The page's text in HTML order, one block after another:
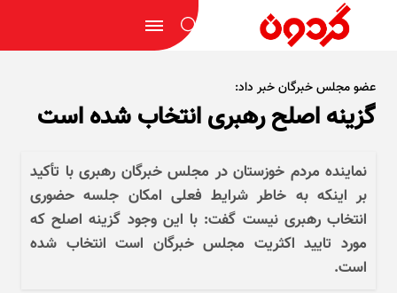
عضو مجلس خبرگان خبر داد:
گزینه اصلح رهبری انتخاب شده است
نماینده مردم خوزستان در مجلس خبرگان رهبری با تأکید
بر اینکه به خاطر شرایط فعلی امکان جلسه حضوری
انتخاب رهبری نیست گفت: با این وجود گزینه اصلح که
مورد تایید اکثریت مجلس خبرگان است انتخاب شده
است.